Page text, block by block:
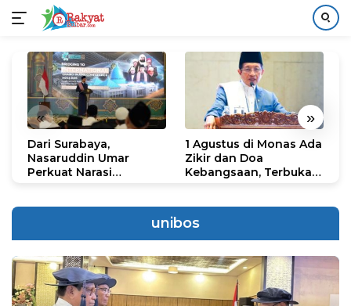
konten
« »
Dari Surabaya,
Nasaruddin Umar
Perkuat Narasi
1 Agustus di Monas Ada
Zikir dan Doa
Kebangsaan, Terbuka
unibos